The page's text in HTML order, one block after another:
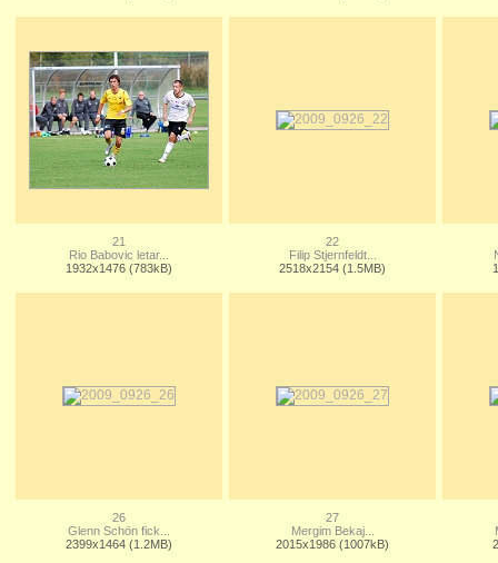
21
Rio Babovic letar...
1932x1476 (783kB)
22
Filip Stjernfeldt...
2518x2154 (1.5MB)
26
Glenn Schön fick...
2399x1464 (1.2MB)
27
Mergim Bekaj...
2015x1986 (1007kB)